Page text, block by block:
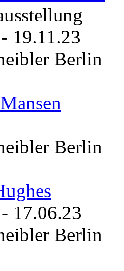
- 19.11.23
Berlin
Berlin
- 17.06.23
Berlin